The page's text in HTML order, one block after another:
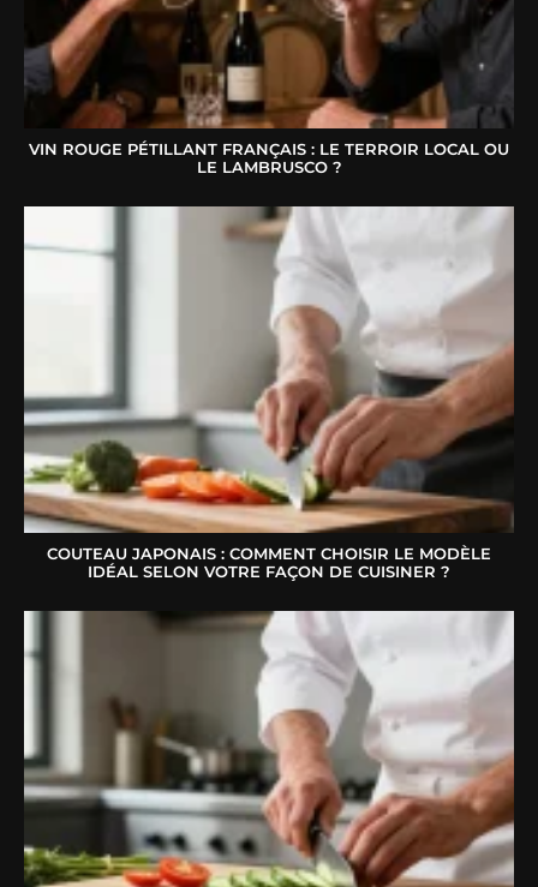
VIN ROUGE PÉTILLANT FRANÇAIS : LE TERROIR LOCAL OU
LE LAMBRUSCO ?
COUTEAU JAPONAIS : COMMENT CHOISIR LE MODÈLE
IDÉAL SELON VOTRE FAÇON DE CUISINER ?